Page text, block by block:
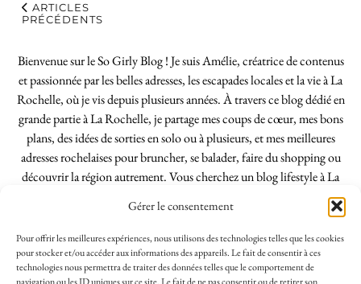
Gérer le consentement
Pour offrir les meilleures expériences, nous utilisons des technologies telles que les cookies
pour stocker et/ou accéder aux informations des appareils. Le fait de consentir à ces
technologies nous permettra de traiter des données telles que le comportement de
ARTICLES
PRÉCÉDENTS
Bienvenue sur le So Girly Blog ! Je suis Amélie, créatrice de contenus
et passionnée par les belles adresses, les escapades locales et la vie à La
Rochelle, où je vis depuis plusieurs années. À travers ce blog dédié en
grande partie à La Rochelle, je partage mes coups de cœur, mes bons
plans, des idées de sorties en solo ou à plusieurs, et mes meilleures
adresses rochelaises pour bruncher, se balader, faire du shopping ou
découvrir la région autrement. Vous cherchez un blog lifestyle à La
Rochelle, tenu par une locale ? Vous êtes au bon endroit. Que vous
soyez Rochelais·e ou de passage dans notre belle ville, j’espère que mes
articles vous aideront à profiter de La Rochelle comme un·e vrai·e
initié·e. !